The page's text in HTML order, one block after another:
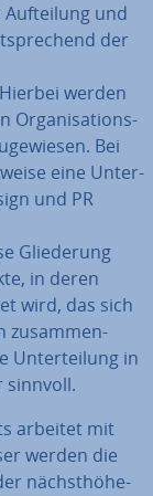
Auf­tei­lung und
der
werden
Or­ga­ni­sa­ti­ons­
Bei
eine Un­ter­
und PR
Glie­de­rung
in deren
wird, das sich
zu­sam­men­
Un­ter­tei­lung in
sinnvoll.
arbeitet mit
werden die
nächst­hö­he­